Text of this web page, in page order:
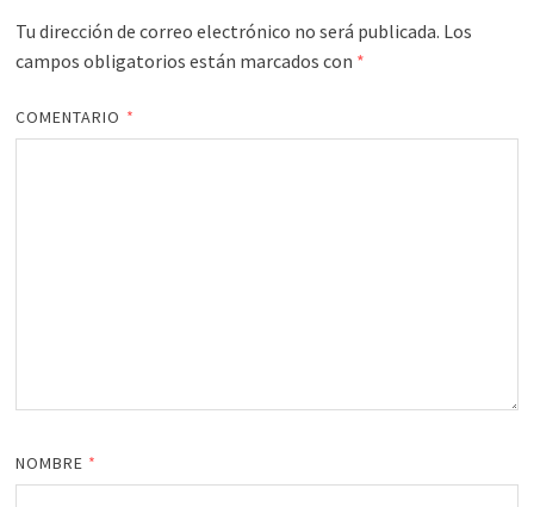
Tu dirección de correo electrónico no será publicada. Los
campos obligatorios están marcados con *
COMENTARIO *
NOMBRE *